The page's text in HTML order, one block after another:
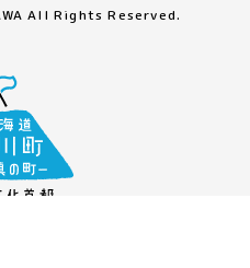
All Rights Reserved.